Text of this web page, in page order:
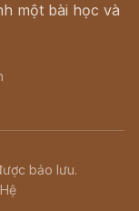
một bài học và
bảo lưu.